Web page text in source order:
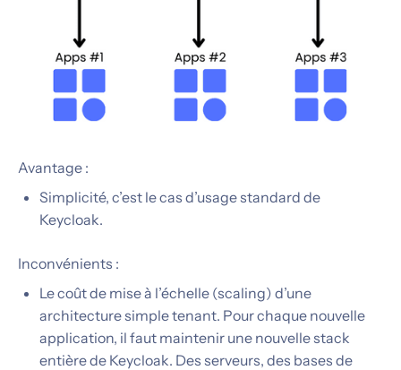
Avantage :
Simplicité, c’est le cas d’usage standard de
Keycloak.
Inconvénients :
Le coût de mise à l’échelle (scaling) d’une
architecture simple tenant. Pour chaque nouvelle
application, il faut maintenir une nouvelle stack
entière de Keycloak. Des serveurs, des bases de